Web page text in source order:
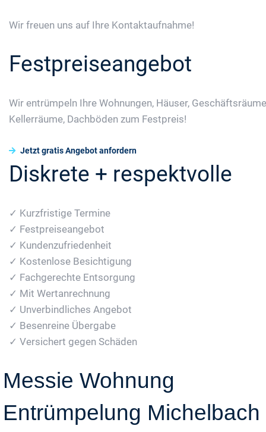
Wir freuen uns auf Ihre Kontaktaufnahme!
Festpreiseangebot
Wir entrümpeln Ihre Wohnungen, Häuser,
Kellerräume, Dachböden zum Festpreis!
Jetzt gratis Angebot anfordern
Diskrete + respektvolle
✓ Kurzfristige Termine
✓ Festpreiseangebot
✓ Kundenzufriedenheit
✓ Kostenlose Besichtigung
✓ Fachgerechte Entsorgung
✓ Mit Wertanrechnung
✓ Unverbindliches Angebot
✓ Besenreine Übergabe
✓ Versichert gegen Schäden
Messie Wohnung
Entrümpelung Michelbach